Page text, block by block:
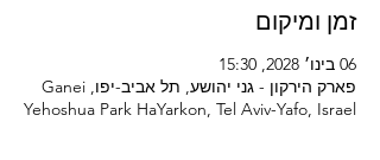
זמן ומיקום
06 בינו׳ 2028, 15:30
פארק הירקון - גני יהושע, תל אביב-יפו, Ganei
Yehoshua Park HaYarkon, Tel Aviv-Yafo, Israel